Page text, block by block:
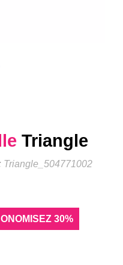
Triangle
Triangle_504771002
30%